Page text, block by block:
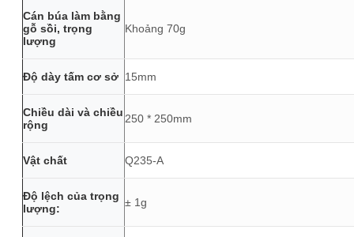
Cán búa làm bằng
gỗ sồi, trọng
lượng
Khoảng 70g
Độ dày tấm cơ sở 15mm
Chiều dài và chiều
rộng
250 * 250mm
Vật chất Q235-A
Độ lệch của trọng
lượng:
± 1g